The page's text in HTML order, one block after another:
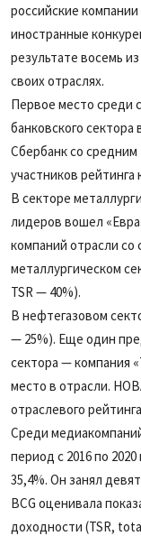
российские
иностранные
результате восемь
своих отраслях.
Первое место среди
банковского
Сбербанк со средним
участников
В секторе
лидеров вошел
компаний отрасли со
металлургическом
TSR — 40%).
В нефтегазовом
— 25%). Еще один
сектора — компания
место в отрасли.
отраслевого
Среди
период с 2016 по
35,4%. Он занял
BCG оценивала
доходности (TSR,